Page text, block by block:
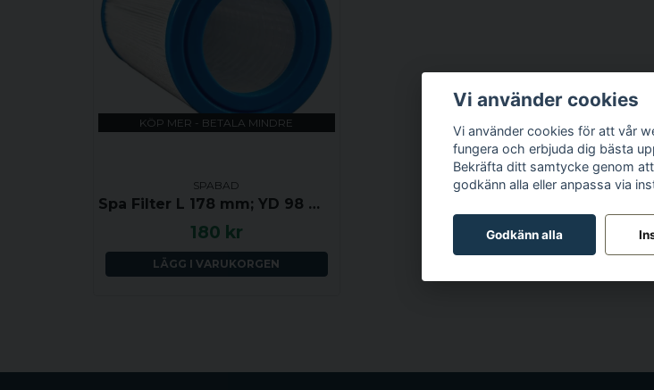
KÖP MER - BETALA MINDRE
SPABAD
Spa Filter L 178 mm; YD 98 mm; PSC725 (Darlly)
180 kr
LÄGG I VARUKORGEN
Vi använder cookies
Vi använder cookies för att vår
fungera och erbjuda dig bästa
Bekräfta ditt samtycke genom
godkänn alla eller anpassa via
Godkänn alla